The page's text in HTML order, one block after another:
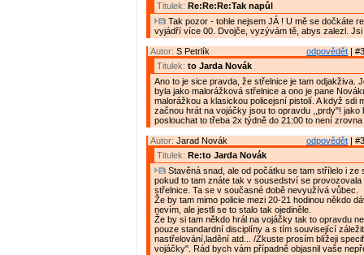
Titulek: Re:Re:Re:Tak napůl
Tak pozor - tohle nejsem JÁ ! U mě se dočkáte
vyjádří více 00. Dvojče, vyzývám tě, abys zalezl.
odpovědět |
Autor: S Petrlík
Titulek: to Jarda Novák
Ano to je sice pravda, že střelnice je tam odjakživa.
byla jako malorážková střelnice a ono je pane
malorážkou a klasickou policejsní pistolí. A když sdi
začnou hrát na vojáčky jsou to opravdu ,,prdy"! jako
poslouchat to třeba 2x týdně do 21:00 to není
odpovědět |
Autor: Jarad Novák
Titulek: Re:to Jarda Novák
Stavěná snad, ale od počátku se tam střílelo i ze
pokud to tam znáte tak v sousedství se
střelnice. Ta se v současné době nevyužívá vůbec.
Že by tam mimo policie mezi 20-21 hodinou někdo
nevím, ale jestli se to stalo tak ojediněle.
Že by si tam někdo hrál na vojáčky tak to opravdu
pouze standardní disciplíny a s tím související
nastřelování,ladění atd... /Zkuste prosím blížeji
vojáčky". Rád bych vám případně objasnil vaše